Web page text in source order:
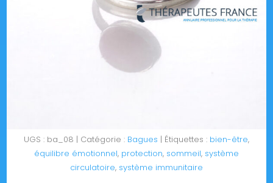
UGS : ba_08 Catégorie : Bagues Étiquettes : bien-être,
équilibre émotionnel, protection, sommeil, système
circulatoire, système immunitaire